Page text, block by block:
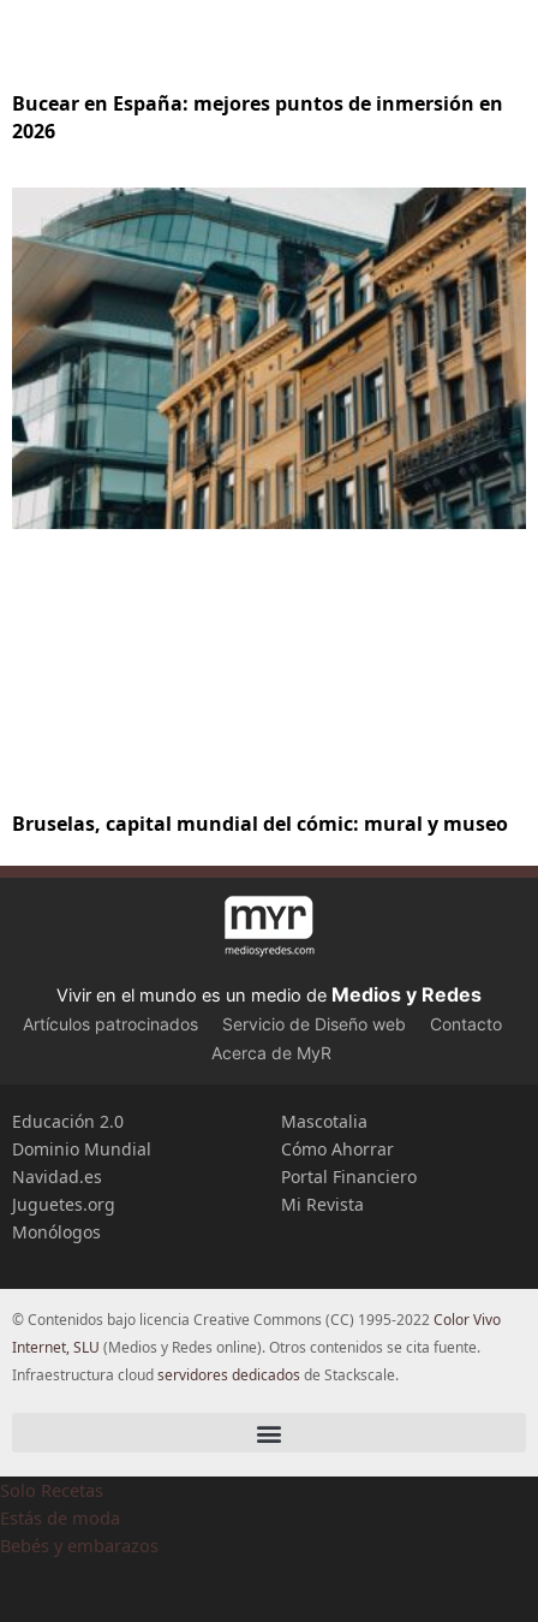
Bucear en España: mejores puntos de inmersión en
2026
Bruselas, capital mundial del cómic: mural y museo
Vivir en el mundo es un medio de Medios y Redes
Artículos patrocinados Servicio de Diseño web
Contacto
Acerca de MyR
Educación 2.0
Dominio Mundial
Navidad.es
Juguetes.org
Monólogos
Mascotalia
Cómo Ahorrar
Portal Financiero
Mi Revista
© Contenidos bajo licencia Creative Commons (CC) 1995-2022Color Vivo
Internet, SLU (Medios y Redes online). Otros contenidos se cita fuente.
Infraestructura cloudservidores dedicados de Stackscale.
Solo Recetas
Estás de moda
Bebés y embarazos